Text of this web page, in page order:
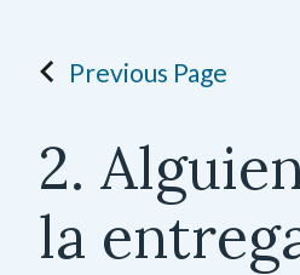
Previous Page
2.
la